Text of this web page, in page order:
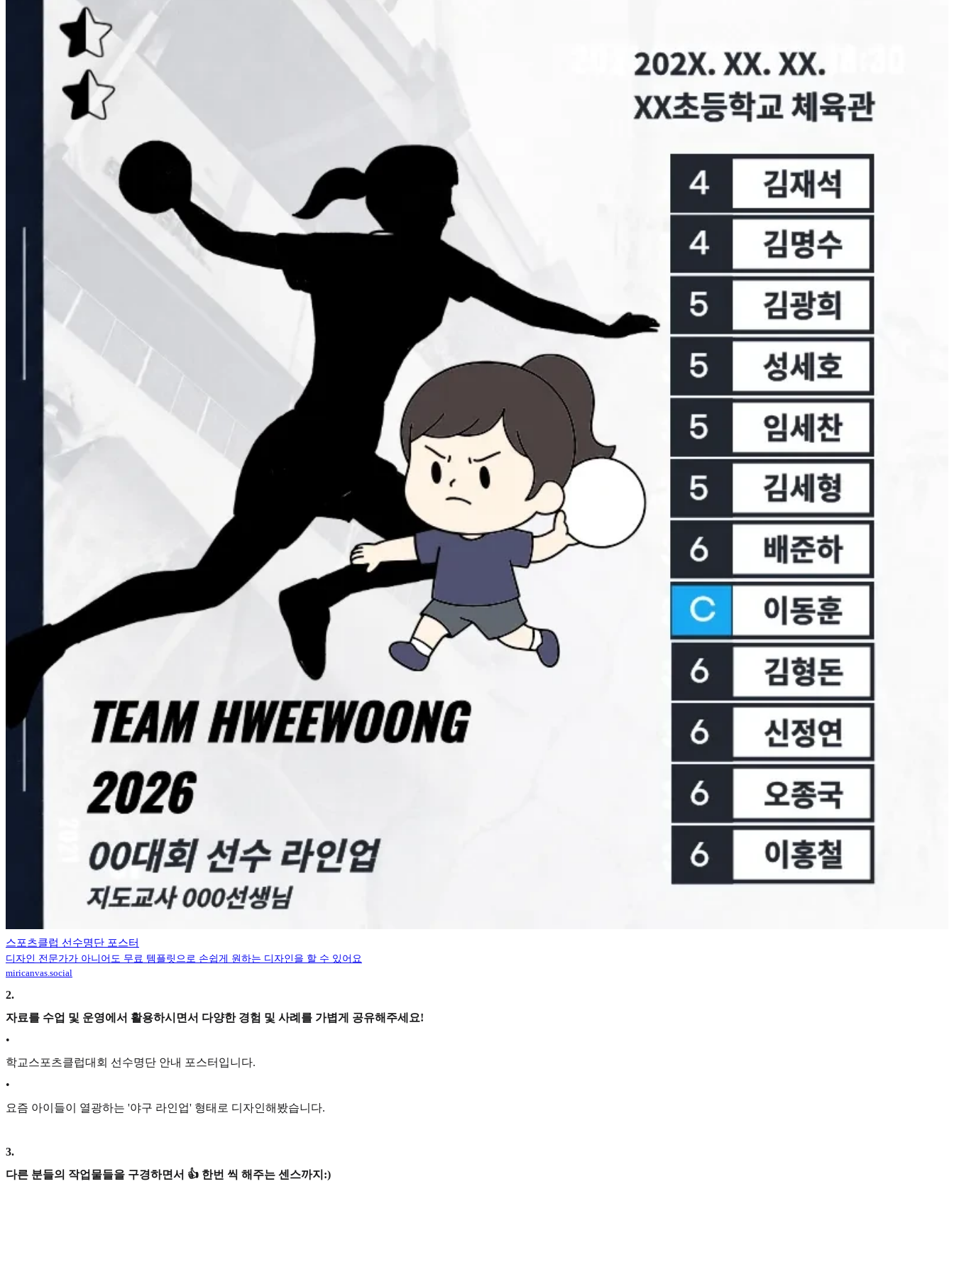
스포츠클럽 선수명단 포스터
디자인 전문가가 아니어도 무료 템플릿으로 손쉽게 원하는 디자인을 할 수 있어요
miricanvas.social
2.
자료를 수업 및 운영에서 활용하시면서 다양한 경험 및 사례를 가볍게 공유해주세요!
•
학교스포츠클럽대회 선수명단 안내 포스터입니다.
•
요즘 아이들이 열광하는 '야구 라인업' 형태로 디자인해봤습니다.
3.
다른 분들의 작업물들을 구경하면서 👍 한번 씩 해주는 센스까지:)